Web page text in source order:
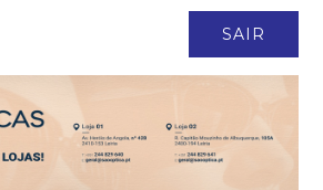
SAIR